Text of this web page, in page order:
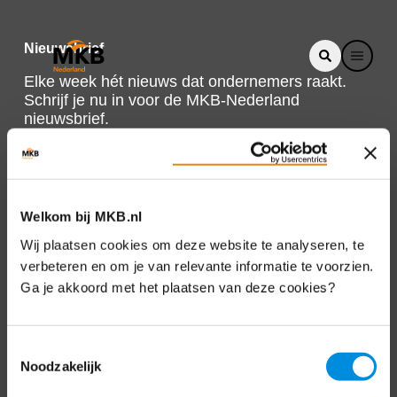
Welkom bij MKB.nl
Wij plaatsen cookies om deze website te analyseren, te
verbeteren en om je van relevante informatie te voorzien.
Ga je akkoord met het plaatsen van deze cookies?
Noodzakelijk
Nieuwsbrief
Elke week hét nieuws dat ondernemers raakt.
Schrijf je nu in voor de MKB-Nederland
nieuwsbrief.
Direct naar
Over ons
Bezuidenhoutseweg 12